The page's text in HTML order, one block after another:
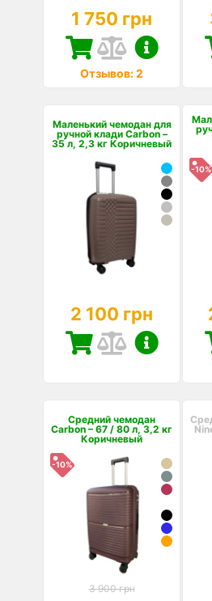
1 750 грн
Отзывов: 2
Маленький чемодан для
ручной клади Carbon –
35 л, 2,3 кг Коричневый
2 100 грн
-10%
Средний чемодан
Carbon – 67 / 80 л, 3,2 кг
Коричневый
-10%
3 900 грн